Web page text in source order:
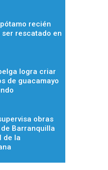
recién
rescatado en
logra criar
de guacamayo
obras
Barranquilla
de la